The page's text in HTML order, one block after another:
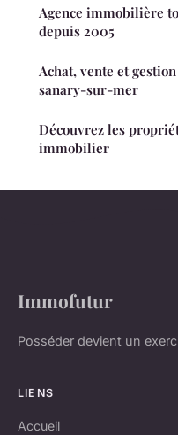
Agence immobilière
depuis 2005
Achat, vente et
sanary-sur-mer
Découvrez les
immobilier
Immofutur
Posséder devient un
LIENS
Accueil